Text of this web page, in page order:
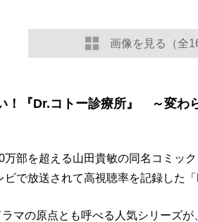
画像を見る（全
！『Dr.コトー診療所』 ～変わ
万部を超える山田貴敏の同名コミッ
で放送されて高視聴率を記録した「
マの原点とも呼べる人気シリーズが